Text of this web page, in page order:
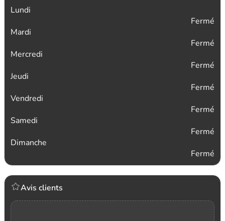
Lundi
Fermé
Mardi
Fermé
Mercredi
Fermé
Jeudi
Fermé
Vendredi
Fermé
Samedi
Fermé
Dimanche
Fermé
Avis clients